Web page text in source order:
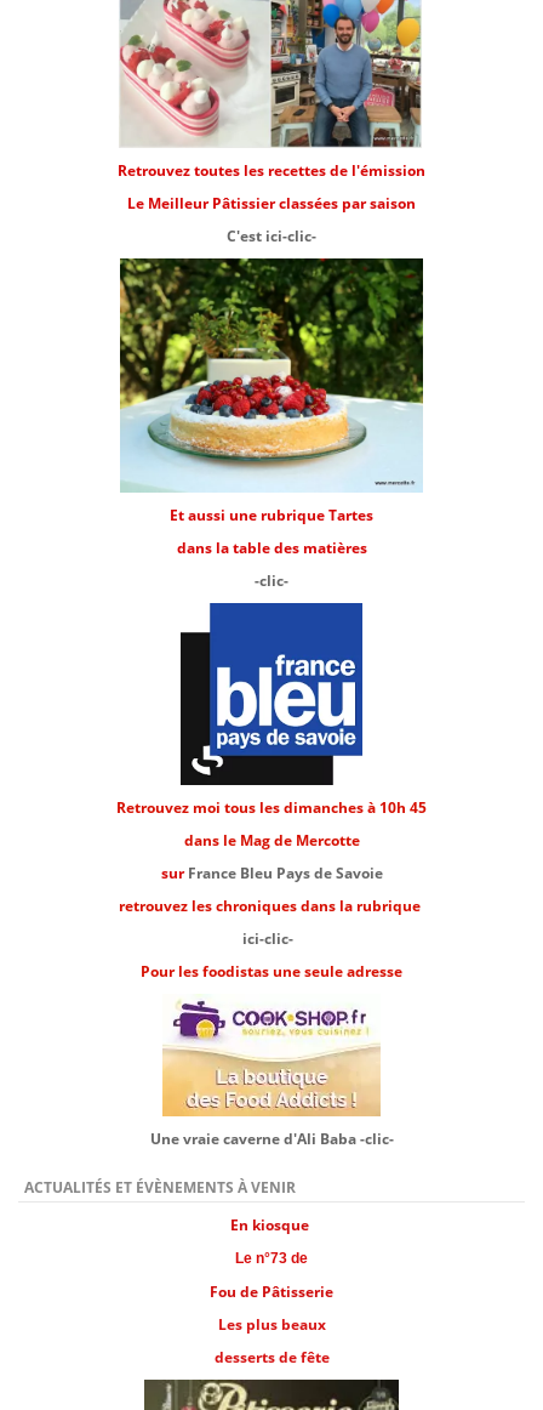
Retrouvez toutes les recettes de l'émission
Le Meilleur Pâtissier classées par saison
C'est ici-clic-
Et aussi une rubrique Tartes
dans la table des matières
-clic-
Retrouvez moi tous les dimanches à 10h 45
dans le Mag de Mercotte
sur France Bleu Pays de Savoie
retrouvez les chroniques dans la rubrique
ici-clic-
Pour les foodistas une seule adresse
Une vraie caverne d'Ali Baba -clic-
ACTUALITÉS ET ÉVÈNEMENTS À VENIR
En kiosque
Le n°73 de
Fou de Pâtisserie
Les plus beaux
desserts de fête